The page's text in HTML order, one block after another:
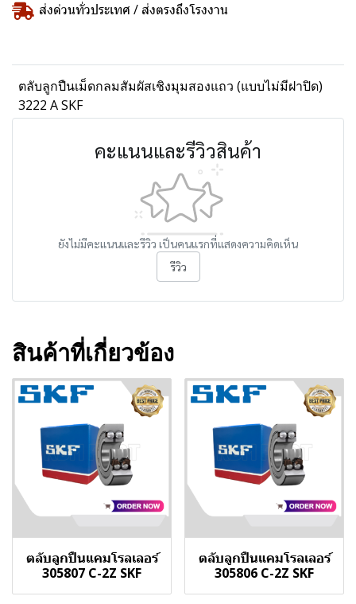
ส่งด่วนทั่วประเทศ / ส่งตรงถึงโรงงาน
ตลับลูกปืนเม็ดกลมสัมผัสเชิงมุมสองแถว (แบบไม่มีฝาปิด)
3222 A SKF
คะแนนและรีวิวสินค้า
ยังไม่มีคะแนนและรีวิว เป็นคนแรกที่แสดงความคิดเห็น
รีวิว
สินค้าที่เกี่ยวข้อง
ตลับลูกปืนแคมโรลเลอร์
305807 C-2Z SKF
ตลับลูกปืนแคมโรลเลอร์
305806 C-2Z SKF